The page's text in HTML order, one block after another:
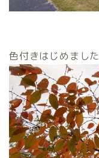
色付きはじめました